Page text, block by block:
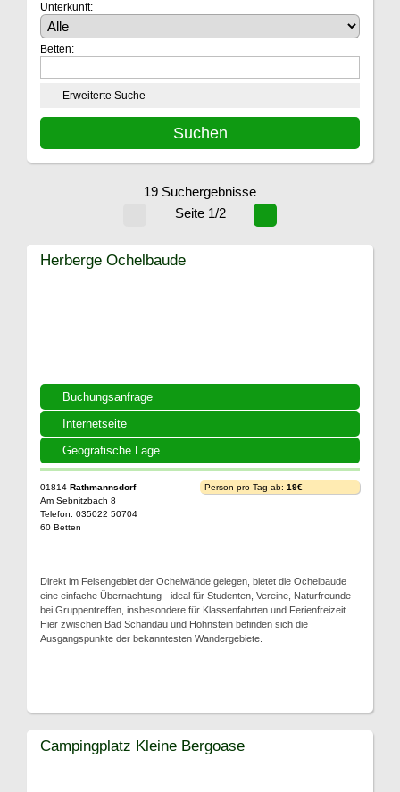
Unterkunft:
Betten:
Erweiterte Suche
19 Suchergebnisse
Seite 1/2
Buchungsanfrage
Internetseite
Geografische Lage
Herberge Ochelbaude
01814 Rathmannsdorf
Am Sebnitzbach 8
Telefon: 035022 50704
60 Betten
Person pro Tag ab: 19€
Direkt im Felsengebiet der Ochelwände gelegen, bietet die Ochelbaude
eine einfache Übernachtung - ideal für Studenten, Vereine, Naturfreunde -
bei Gruppentreffen, insbesondere für Klassenfahrten und Ferienfreizeit.
Hier zwischen Bad Schandau und Hohnstein befinden sich die
Ausgangspunkte der bekanntesten Wandergebiete.
Campingplatz Kleine Bergoase